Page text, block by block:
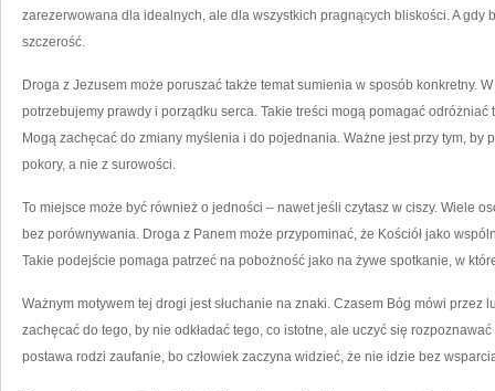
zarezerwowana dla idealnych, ale dla wszystkich pragnących bliskości. A gdy
szczerość.
Droga z Jezusem może poruszać także temat sumienia w sposób konkretny.
potrzebujemy prawdy i porządku serca. Takie treści mogą pomagać
Mogą zachęcać do zmiany myślenia i do pojednania. Ważne jest przy tym, by
pokory, a nie z surowości.
To miejsce może być również o jedności – nawet jeśli czytasz w ciszy. Wiele
bez porównywania. Droga z Panem może przypominać, że Kościół jako
Takie podejście pomaga patrzeć na pobożność jako na żywe spotkanie, w
Ważnym motywem tej drogi jest słuchanie na znaki. Czasem Bóg mówi przez
zachęcać do tego, by nie odkładać tego, co istotne, ale uczyć się
postawa rodzi zaufanie, bo człowiek zaczyna widzieć, że nie idzie bez